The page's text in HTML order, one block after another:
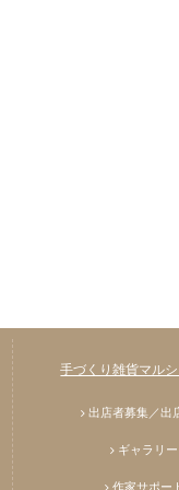
手づくり雑貨マル
出店者募集／出
ギャラリー
作家サポー